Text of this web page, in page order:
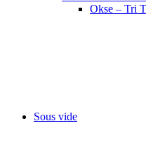
Okse – Tri
Sous vide